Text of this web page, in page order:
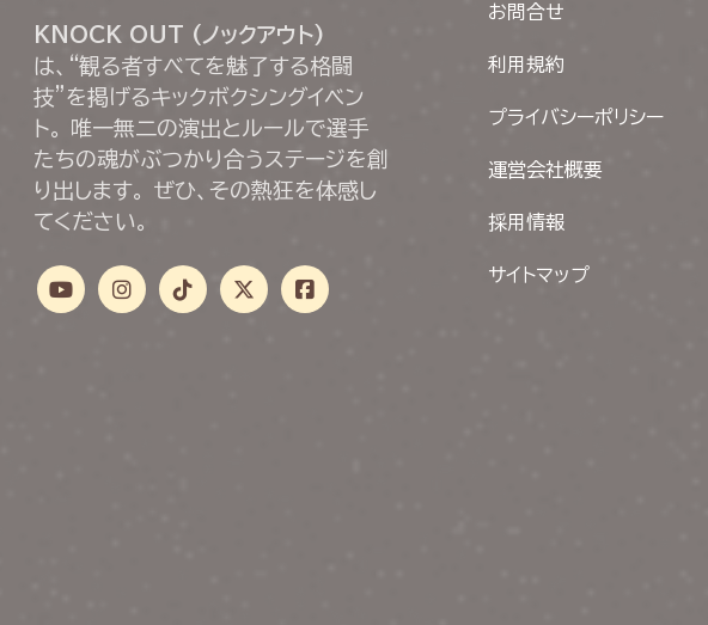
KNOCK OUT (ノックアウト)
は、“観る者すべてを魅了する格闘
技”を掲げるキックボクシングイベン
ト。 唯一無二の演出とルールで選手
たちの魂がぶつかり合うステージを創
り出します。 ぜひ、その熱狂を体感し
てください。
お問合せ
利用規約
プライバシーポリシー
運営会社概要
採用情報
サイトマップ